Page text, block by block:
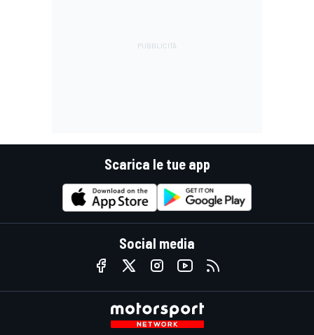
Scarica le tue app
Social media